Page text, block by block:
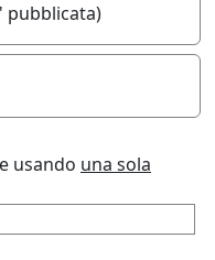
pubblicata)
usando una sola